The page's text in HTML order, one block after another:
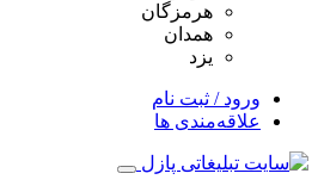
هرمزگان
همدان
یزد
ورود / ثبت نام
علاقه‌مندی ها